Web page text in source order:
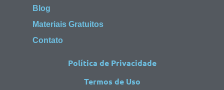
Blog
Materiais Gratuitos
Contato
Política de Privacidade
Termos de Uso